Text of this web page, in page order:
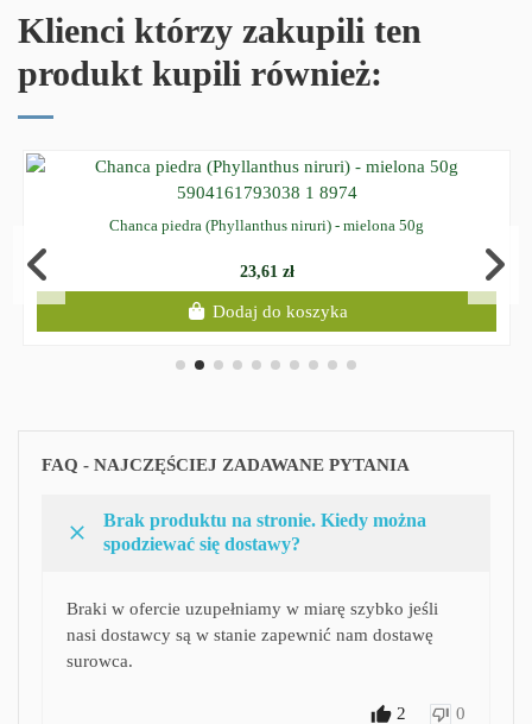
Klienci którzy zakupili ten
produkt kupili również:
Chanca piedra (Phyllanthus niruri) - mielona 50g
23,61 zł
Dodaj do koszyka
FAQ - NAJCZĘŚCIEJ ZADAWANE PYTANIA
Brak produktu na stronie. Kiedy można
spodziewać się dostawy?
Braki w ofercie uzupełniamy w miarę szybko jeśli
nasi dostawcy są w stanie zapewnić nam dostawę
surowca.
2 0